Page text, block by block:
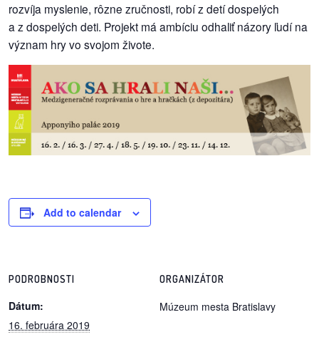
rozvíja myslenie, rôzne zručnosti, robí z detí dospelých
a z dospelých deti. Projekt má ambíciu odhaliť názory ľudí na
význam hry vo svojom živote.
Add to calendar
PODROBNOSTI
Dátum:
16. februára 2019
ORGANIZÁTOR
Múzeum mesta Bratislavy